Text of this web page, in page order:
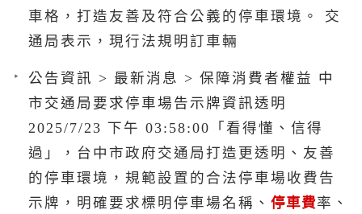
車格，打造友善及符合公義的停車環境。 交
通局表示，現行法規明訂車輛
公告資訊 > 最新消息 > 保障消費者權益 中
市交通局要求停車場告示牌資訊透明
2025/7/23 下午 03:58:00「看得懂、信得
過」，台中市政府交通局打造更透明、友善
的停車環境，規範設置的合法停車場收費告
示牌，明確要求標明停車場名稱、 停車費率、